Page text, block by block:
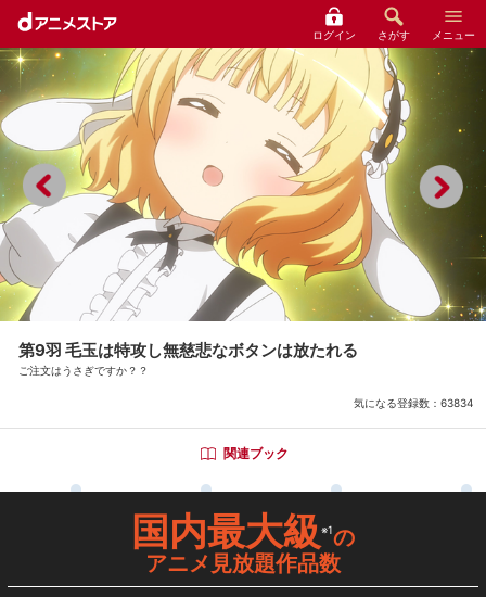
ログイン さがす メニュー
第9羽 毛玉は特攻し無慈悲なボタンは放たれる
ご注文はうさぎですか？？
気になる登録数： 63834
関連ブック
国内最大級※1の
アニメ見放題作品数